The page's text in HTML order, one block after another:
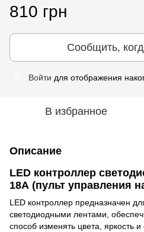
810 грн
Сообщить,
Войти для отображения
В избранное
Описание
LED контроллер
18А (пульт управления
LED контроллер предназначен
светодиодными лентами,
способ изменять цвета, яркость